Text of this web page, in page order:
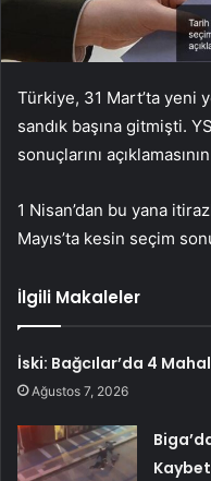
Türkiye, 31 Mart’ta yeni
sandık başına gitmişti.
sonuçlarını
1 Nisan’dan bu yana
Mayıs’ta kesin seçim
İlgili Makaleler
İski: Bağcılar’da 4
Ağustos 7, 2026